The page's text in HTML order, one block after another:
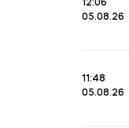
12:06
05.08.26
11:48
05.08.26